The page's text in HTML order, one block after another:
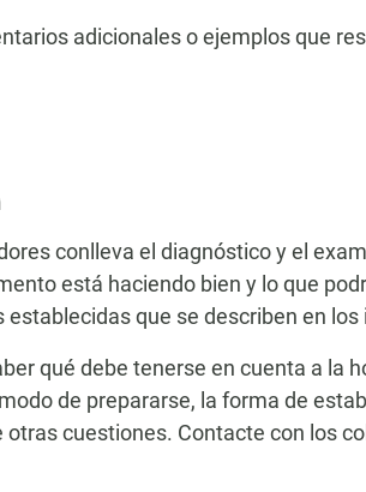
adicionales o ejemplos que
conlleva el diagnóstico y el
está haciendo bien y lo que
que se describen en los
qué debe tenerse en cuenta a la
de prepararse, la forma de
otras cuestiones. Contacte con los